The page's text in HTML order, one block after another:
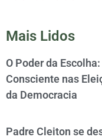
Mais Lidos
O Poder da
Consciente nas
da Democracia
Padre Cleiton se